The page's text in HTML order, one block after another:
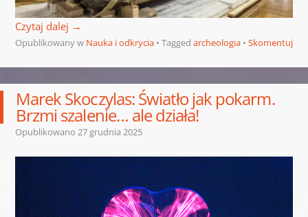
Czytaj dalej →
Opublikowany w Nauka i odkrycia Tagged archeologia Skomentuj
Marek Skoczylas: Światło jak pokarm.
Brzmi szalenie… ale działa!
Opublikowano 27 grudnia 2025